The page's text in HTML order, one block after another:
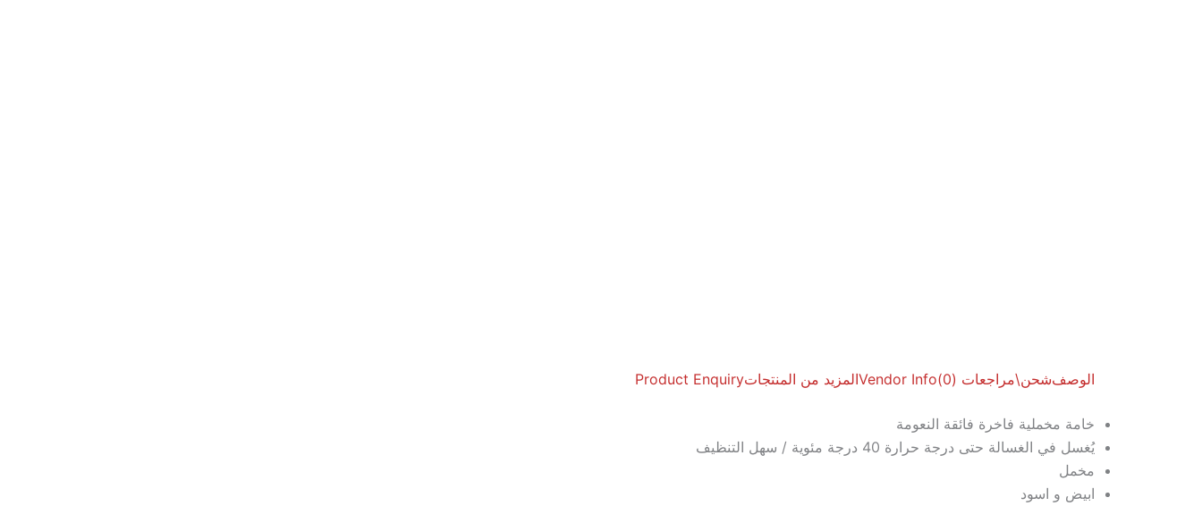
الوصفشحن\مراجعات (0) Vendor Infoالمزيد من المنتجاتProduct Enquiry
خامة مخملية فاخرة فائقة النعومة
يُغسل في الغسالة حتى درجة حرارة 40 درجة مئوية / سهل التنظيف
مخمل
ابيض و اسود